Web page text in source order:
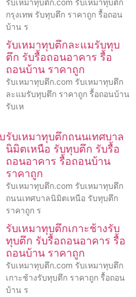
รับเหมาทุบตึก.com รับเหมาทุบตึก
กรุงเทพ รับทุบตึก ราคาถูก รื้อถอน
บ้าน ร
รับเหมาทุบตึกละแมรับทุบ
ตึก รับรื้อถอนอาคาร รื้อ
ถอนบ้าน ราคาถูก
รับเหมาทุบตึก.com รับเหมาทุบตึก
ละแมรับทุบตึก ราคาถูก รื้อถอนบ้าน
รับเห
รับเหมาทุบตึกถนนเทศบาล
นิมิตเหนือ รับทุบตึก รับรื้อ
ถอนอาคาร รื้อถอนบ้าน
ราคาถูก
รับเหมาทุบตึก.com รับเหมาทุบตึก
ถนนเทศบาลนิมิตเหนือ รับทุบตึก
ราคาถูก ร
รับเหมาทุบตึกเกาะช้างรับ
ทุบตึก รับรื้อถอนอาคาร รื้อ
ถอนบ้าน ราคาถูก
รับเหมาทุบตึก.com รับเหมาทุบตึก
เกาะช้างรับทุบตึก ราคาถูก รื้อถอน
บ้าน ร